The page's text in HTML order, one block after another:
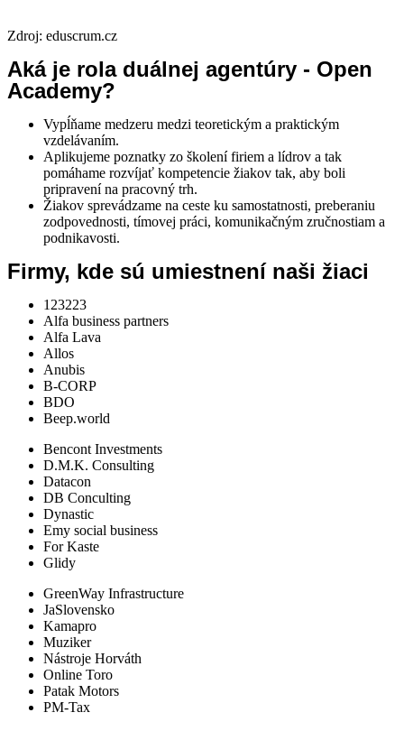
Zdroj: eduscrum.cz
Aká je rola duálnej agentúry - Open
Academy?
Vypĺňame medzeru medzi teoretickým a praktickým
vzdelávaním.
Aplikujeme poznatky zo školení firiem a lídrov a tak
pomáhame rozvíjať kompetencie žiakov tak, aby boli
pripravení na pracovný trh.
Žiakov sprevádzame na ceste ku samostatnosti, preberaniu
zodpovednosti, tímovej práci, komunikačným zručnostiam a
podnikavosti.
Firmy, kde sú umiestnení naši žiaci
123223
Alfa business partners
Alfa Lava
Allos
Anubis
B-CORP
BDO
Beep.world
Bencont Investments
D.M.K. Consulting
Datacon
DB Conculting
Dynastic
Emy social business
For Kaste
Glidy
GreenWay Infrastructure
JaSlovensko
Kamapro
Muziker
Nástroje Horváth
Online Toro
Patak Motors
PM-Tax